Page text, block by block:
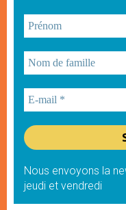
Nous envoyons la
jeudi et vendredi